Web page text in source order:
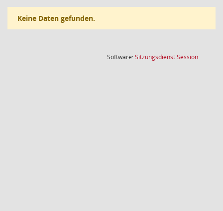
Keine Daten gefunden.
Software:SitzungsdienstSession(Wird in